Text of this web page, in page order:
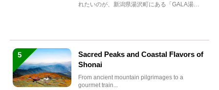
れたいのが、新潟県湯沢町にある「GALA湯
5
Sacred Peaks and Coastal Flavors of
Shonai
From ancient mountain pilgrimages to a
gourmet train...